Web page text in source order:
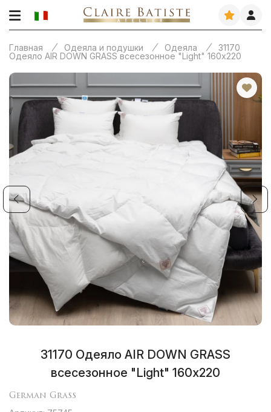
Главная Одеяла и подушки Одеяла
31170
Одеяло AIR DOWN GRASS всесезонное "Light" 160х220
31170 Одеяло AIR DOWN GRASS
всесезонное "Light" 160х220
German Grass